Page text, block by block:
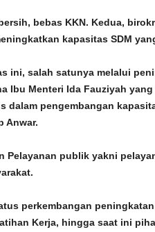
bebas KKN. Kedua,
kapasitas SDM
ini, salah satunya melalui
Ibu Menteri Ida Fauziyah
dalam pengembangan
Anwar.
Pelayanan publik yakni
perkembangan
Kerja, hingga saat ini